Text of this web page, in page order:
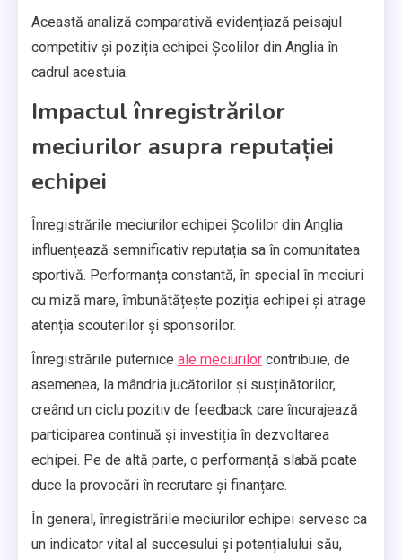
Această analiză comparativă evidențiază peisajul
competitiv și poziția echipei Școlilor din Anglia în
cadrul acestuia.
Impactul înregistrărilor
meciurilor asupra reputației
echipei
Înregistrările meciurilor echipei Școlilor din Anglia
influențează semnificativ reputația sa în comunitatea
sportivă. Performanța constantă, în special în meciuri
cu miză mare, îmbunătățește poziția echipei și atrage
atenția scouterilor și sponsorilor.
Înregistrările puternice ale meciurilor contribuie, de
asemenea, la mândria jucătorilor și susținătorilor,
creând un ciclu pozitiv de feedback care încurajează
participarea continuă și investiția în dezvoltarea
echipei. Pe de altă parte, o performanță slabă poate
duce la provocări în recrutare și finanțare.
În general, înregistrările meciurilor echipei servesc ca
un indicator vital al succesului și potențialului său,